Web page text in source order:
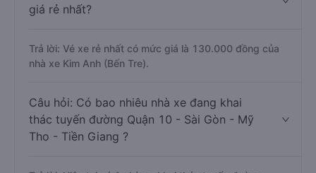
giá rẻ nhất?
Trả lời: Vé xe rẻ nhất có mức giá là 130.000 đồng của
nhà xe Kim Anh (Bến Tre).
Câu hỏi: Có bao nhiêu nhà xe đang khai
thác tuyến đường Quận 10 - Sài Gòn - Mỹ
Tho - Tiền Giang ?